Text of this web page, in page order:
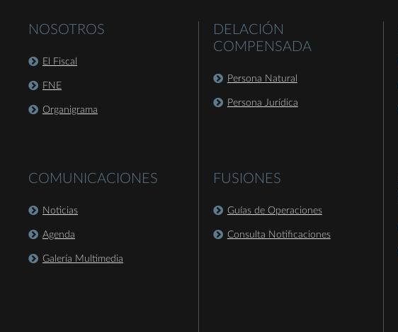
NOSOTROS
El Fiscal
FNE
Organigrama
COMUNICACIONES
Noticias
Agenda
Galería Multimedia
DELACIÓN
COMPENSADA
Persona Natural
Persona Jurídica
FUSIONES
Guías de Operaciones
Consulta Notificaciones